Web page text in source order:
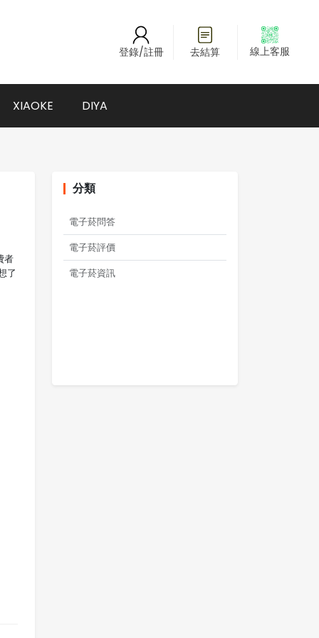
登錄/註冊 去結算 線上客服
XIAOKE DIYA
者
了
分類
電子菸問答
電子菸評價
電子菸資訊